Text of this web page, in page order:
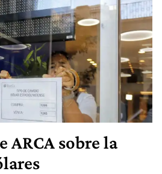
ARCA sobre la